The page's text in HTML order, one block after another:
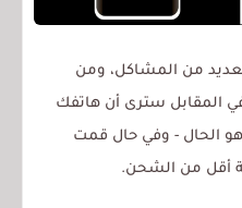
من المشاكل، ومن
المقابل سترى أن هاتفك
الحال - وفي حال قمت
أقل من الشحن.